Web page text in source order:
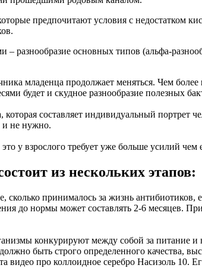
предпочитают условия с недостатком
разнообразие основных типов (альфа-
младенца продолжает меняться. Чем
будет и скудное разнообразие полезных
составляет индивидуальный портрет
и не нужно.
у взрослого требует уже больше усилий чем
из нескольких этапов:
сколько принималось за жизнь
до нормы может составлять 2-6 месяцев.
конкурируют между собой за питание
быть строго определенного качества,
про коллоидное серебро Насизоль 10.